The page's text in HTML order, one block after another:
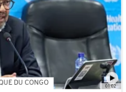
01:02
DU CONGO